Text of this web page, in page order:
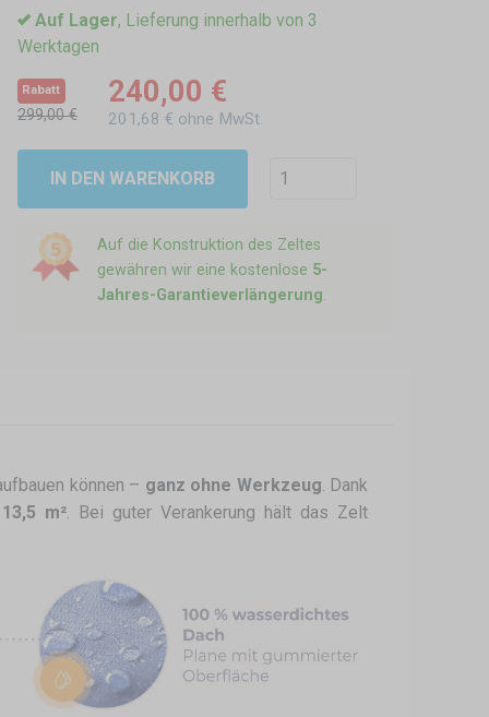
Auf Lager, Lieferung innerhalb von 3
Werktagen
Rabatt
299,00 €
240,00 €
201,68 € ohne MwSt.
IN DEN WARENKORB
Auf die Konstruktion des Zeltes
gewähren wir eine kostenlose 5-
Jahres-Garantieverlängerung.
können – ganz ohne Werkzeug . Dank
m² . Bei guter Verankerung hält das Zelt